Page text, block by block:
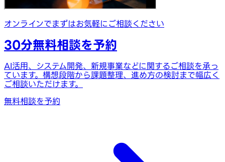
オンラインでまずはお気軽にご相談ください
30分無料相談を予約
AI活用、システム開発、新規事業などに関するご相談を承っ
ています。構想段階から課題整理、進め方の検討まで幅広く
ご相談いただけます。
無料相談を予約